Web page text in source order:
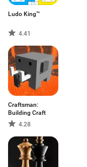
Ludo King™
4.41
Craftsman:
Building Craft
4.28